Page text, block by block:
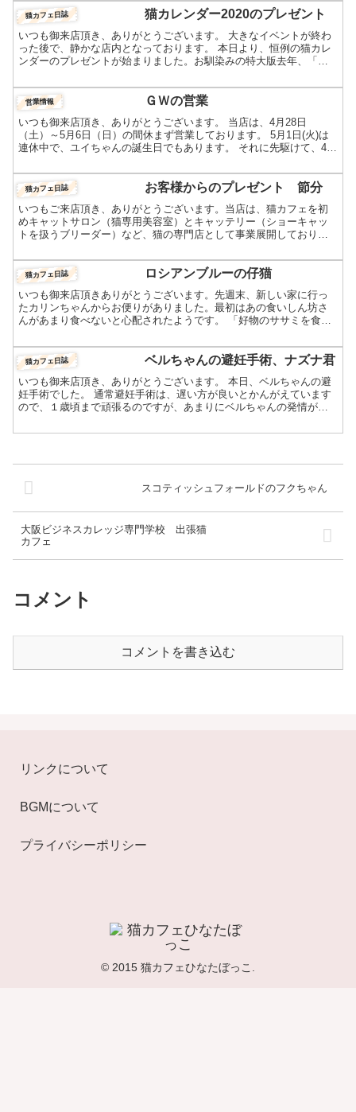
猫カフェ日誌 猫カレンダー2020のプレゼント
いつも御来店頂き、ありがとうございます。 大きなイベントが終わ
った後で、静かな店内となっております。 本日より、恒例の猫カレ
ンダーのプレゼントが始まりました。お馴染みの特大版去年、「ト
営業情報 ＧＷの営業
いつも御来店頂き、ありがとうございます。 当店は、4月28日
（土）～5月6日（日）の間休まず営業しております。 5月1日(火)は
連休中で、ユイちゃんの誕生日でもあります。 それに先駆けて、4月
猫カフェ日誌 お客様からのプレゼント 節分
いつもご来店頂き、ありがとうございます。当店は、猫カフェを初
めキャットサロン（猫専用美容室）とキャッテリー（ショーキャッ
トを扱うブリーダー）など、猫の専門店として事業展開しておりま
事...
猫カフェ日誌 ロシアンブルーの仔猫
いつも御来店頂きありがとうございます。先週末、新しい家に行っ
たカリンちゃんからお便りがありました。最初はあの食いしん坊さ
んがあまり食べないと心配されたようです。 「好物のササミを食べ
猫カフェ日誌 ベルちゃんの避妊手術、ナズナ君
いつも御来店頂き、ありがとうございます。 本日、ベルちゃんの避
妊手術でした。 通常避妊手術は、遅い方が良いとかんがえています
ので、１歳頃まで頑張るのですが、あまりにベルちゃんの発情がき
スコティッシュフォールドのフクちゃん
大阪ビジネスカレッジ専門学校 出張猫
カフェ
コメント
コメントを書き込む
リンクについて
BGMについて
プライバシーポリシー
© 2015 猫カフェひなたぼっこ.